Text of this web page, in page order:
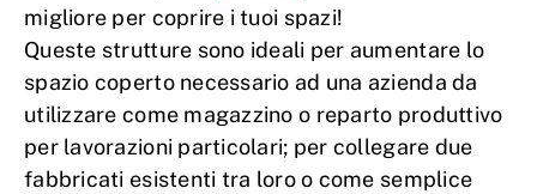
migliore per coprire i tuoi spazi!
Queste strutture sono ideali per aumentare lo
spazio coperto necessario ad una azienda da
utilizzare come magazzino o reparto produttivo
per lavorazioni particolari; per collegare due
fabbricati esistenti tra loro o come semplice